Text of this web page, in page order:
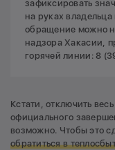
зафиксировать
на руках
обращение можно
надзора Хакасии,
горячей линии: 8
Кстати, отключить
официального
возможно. Чтобы это
обратиться в